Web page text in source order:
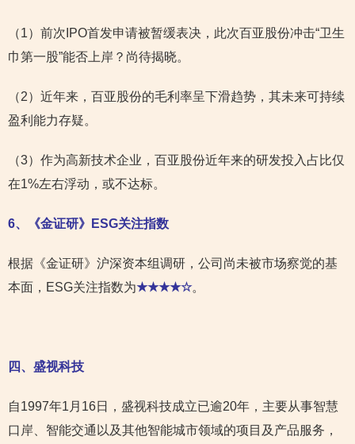
（1）前次IPO首发申请被暂缓表决，此次百亚股份冲击“卫生
巾第一股”能否上岸？尚待揭晓。
（2）近年来，百亚股份的毛利率呈下滑趋势，其未来可持续
盈利能力存疑。
（3）作为高新技术企业，百亚股份近年来的研发投入占比仅
在1%左右浮动，或不达标。
6、《金证研》ESG关注指数
根据《金证研》沪深资本组调研，公司尚未被市场察觉的基
本面，ESG关注指数为★★★★☆。
四、盛视科技
自1997年1月16日，盛视科技成立已逾20年，主要从事智慧
口岸、智能交通以及其他智能城市领域的项目及产品服务，